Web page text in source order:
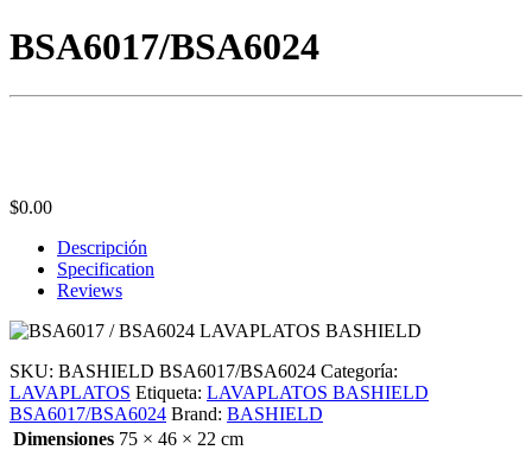
BSA6017/BSA6024
$0.00
Descripción
Specification
Reviews
SKU: BASHIELD BSA6017/BSA6024 Categoría:
LAVAPLATOS Etiqueta: LAVAPLATOS BASHIELD
BSA6017/BSA6024 Brand: BASHIELD
Dimensiones 75 × 46 × 22 cm